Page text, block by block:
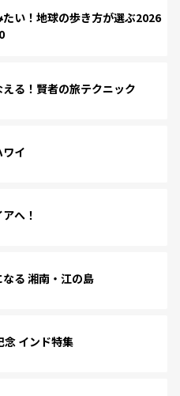
い！地球の歩き方が選ぶ2026
る！賢者の旅テクニック
イ
へ！
る 湘南・江の島
念 インド特集